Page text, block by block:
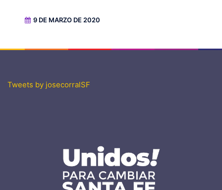
9 DE MARZO DE 2020
Tweets by josecorralSF